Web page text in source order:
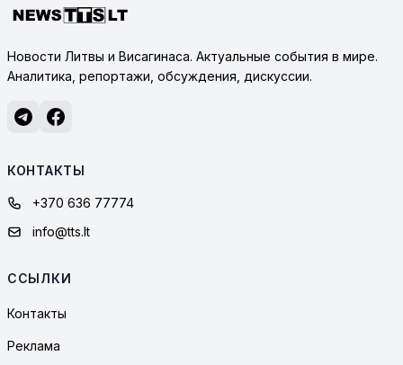
Новости Литвы и Висагинаса. Актуальные события в мире.
Аналитика, репортажи, обсуждения, дискуссии.
КОНТАКТЫ
+370 636 77774
info@tts.lt
ССЫЛКИ
Контакты
Реклама